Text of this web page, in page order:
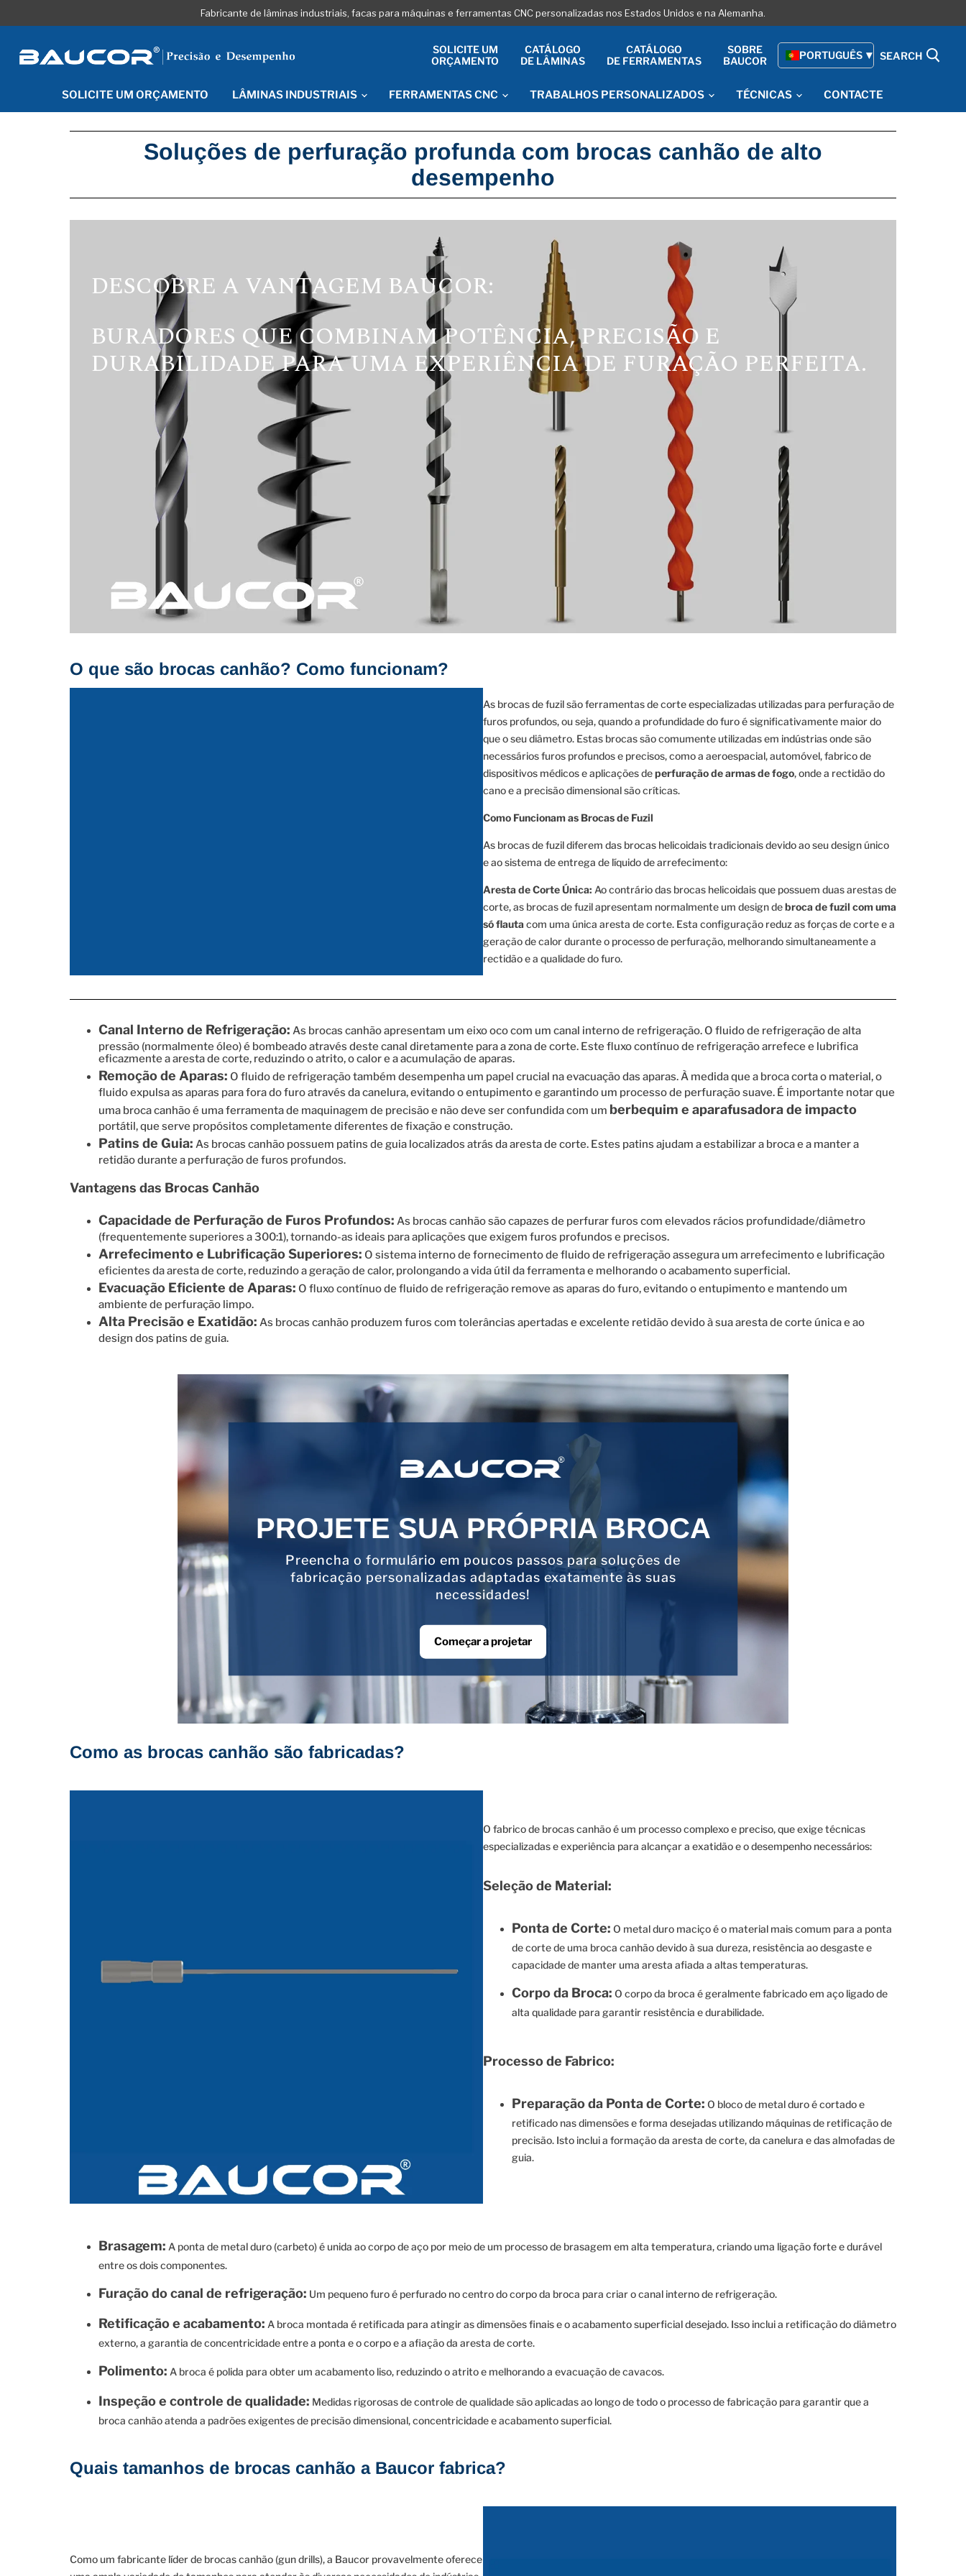
Fabricante de lâminas industriais, facas para máquinas e ferramentas CNC personalizadas nos Estados Unidos e na Alemanha.
SOLICITE UM
ORÇAMENTO
CATÁLOGO
DE LÂMINAS
CATÁLOGO
DE FERRAMENTAS
SOBRE
BAUCOR
PORTUGUÊS SEARCH
SOLICITE UM ORÇAMENTO LÂMINAS INDUSTRIAIS FERRAMENTAS CNC TRABALHOS PERSONALIZADOS TÉCNICAS CONTACTE
Soluções de perfuração profunda com brocas canhão de alto
desempenho
DESCOBRE A VANTAGEM BAUCOR:
BURADORES QUE COMBINAM POTÊNCIA, PRECISÃO E
DURABILIDADE PARA UMA EXPERIÊNCIA DE FURAÇÃO PERFEITA.
O que são brocas canhão? Como funcionam?
As brocas de fuzil são ferramentas de corte especializadas utilizadas para perfuração de
furos profundos, ou seja, quando a profundidade do furo é significativamente maior do
que o seu diâmetro. Estas brocas são comumente utilizadas em indústrias onde são
necessários furos profundos e precisos, como a aeroespacial, automóvel, fabrico de
dispositivos médicos e aplicações deperfuração de armas de fogo, onde a rectidão do
cano e a precisão dimensional são críticas.
Como Funcionam as Brocas de Fuzil
As brocas de fuzil diferem das brocas helicoidais tradicionais devido ao seu design único
e ao sistema de entrega de líquido de arrefecimento:
Aresta de Corte Única: Ao contrário das brocas helicoidais que possuem duas arestas de
corte, as brocas de fuzil apresentam normalmente um design debroca de fuzil com uma
só flauta com uma única aresta de corte. Esta configuração reduz as forças de corte e a
geração de calor durante o processo de perfuração, melhorando simultaneamente a
rectidão e a qualidade do furo.
Canal Interno de Refrigeração: As brocas canhão apresentam um eixo oco com um canal interno de refrigeração. O fluido de refrigeração de alta
pressão (normalmente óleo) é bombeado através deste canal diretamente para a zona de corte. Este fluxo contínuo de refrigeração arrefece e lubrifica
eficazmente a aresta de corte, reduzindo o atrito, o calor e a acumulação de aparas.
Remoção de Aparas: O fluido de refrigeração também desempenha um papel crucial na evacuação das aparas. À medida que a broca corta o material, o
fluido expulsa as aparas para fora do furo através da canelura, evitando o entupimento e garantindo um processo de perfuração suave. É importante notar que
uma broca canhão é uma ferramenta de maquinagem de precisão e não deve ser confundida com um berbequim e aparafusadora de impacto
portátil, que serve propósitos completamente diferentes de fixação e construção.
Patins de Guia: As brocas canhão possuem patins de guia localizados atrás da aresta de corte. Estes patins ajudam a estabilizar a broca e a manter a
retidão durante a perfuração de furos profundos.
Vantagens das Brocas Canhão
Capacidade de Perfuração de Furos Profundos: As brocas canhão são capazes de perfurar furos com elevados rácios profundidade/diâmetro
(frequentemente superiores a 300:1), tornando-as ideais para aplicações que exigem furos profundos e precisos.
Arrefecimento e Lubrificação Superiores: O sistema interno de fornecimento de fluido de refrigeração assegura um arrefecimento e lubrificação
eficientes da aresta de corte, reduzindo a geração de calor, prolongando a vida útil da ferramenta e melhorando o acabamento superficial.
Evacuação Eficiente de Aparas: O fluxo contínuo de fluido de refrigeração remove as aparas do furo, evitando o entupimento e mantendo um
ambiente de perfuração limpo.
Alta Precisão e Exatidão: As brocas canhão produzem furos com tolerâncias apertadas e excelente retidão devido à sua aresta de corte única e ao
design dos patins de guia.
PROJETE SUA PRÓPRIA BROCA
Preencha o formulário em poucos passos para soluções de
fabricação personalizadas adaptadas exatamente às suas
necessidades!
Começar a projetar
Como as brocas canhão são fabricadas?
O fabrico de brocas canhão é um processo complexo e preciso, que exige técnicas
especializadas e experiência para alcançar a exatidão e o desempenho necessários:
Seleção de Material:
Ponta de Corte: O metal duro maciço é o material mais comum para a ponta
de corte de uma broca canhão devido à sua dureza, resistência ao desgaste e
capacidade de manter uma aresta afiada a altas temperaturas.
Corpo da Broca: O corpo da broca é geralmente fabricado em aço ligado de
alta qualidade para garantir resistência e durabilidade.
Processo de Fabrico:
Preparação da Ponta de Corte: O bloco de metal duro é cortado e
retificado nas dimensões e forma desejadas utilizando máquinas de retificação de
precisão. Isto inclui a formação da aresta de corte, da canelura e das almofadas de
guia.
Brasagem: A ponta de metal duro (carbeto) é unida ao corpo de aço por meio de um processo de brasagem em alta temperatura, criando uma ligação forte e durável
entre os dois componentes.
Furação do canal de refrigeração: Um pequeno furo é perfurado no centro do corpo da broca para criar o canal interno de refrigeração.
Retificação e acabamento: A broca montada é retificada para atingir as dimensões finais e o acabamento superficial desejado. Isso inclui a retificação do diâmetro
externo, a garantia de concentricidade entre a ponta e o corpo e a afiação da aresta de corte.
Polimento: A broca é polida para obter um acabamento liso, reduzindo o atrito e melhorando a evacuação de cavacos.
Inspeção e controle de qualidade: Medidas rigorosas de controle de qualidade são aplicadas ao longo de todo o processo de fabricação para garantir que a
broca canhão atenda a padrões exigentes de precisão dimensional, concentricidade e acabamento superficial.
Quais tamanhos de brocas canhão a Baucor fabrica?
Como um fabricante líder de brocas canhão (gun drills), a Baucor provavelmente oferece